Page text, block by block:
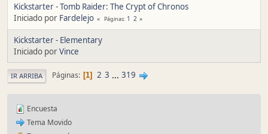
Kickstarter - Tomb Raider: The Crypt of Chronos
Iniciado por Fardelejo Páginas 1 2
Kickstarter - Elementary
Iniciado porVince
IR ARRIBA Páginas 1 2 3 ... 319
Encuesta
Tema Movido